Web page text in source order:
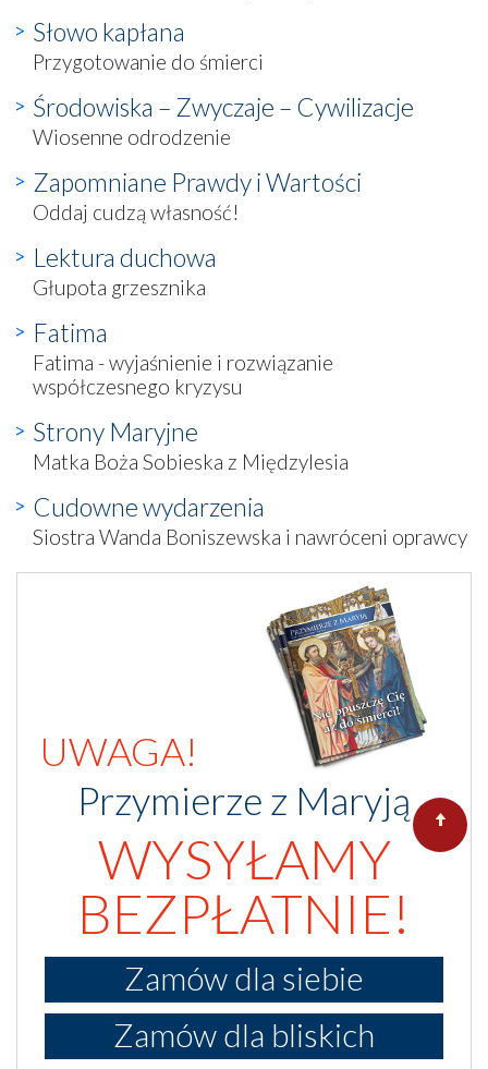
Słowo kapłana
Przygotowanie do śmierci
Środowiska – Zwyczaje – Cywilizacje
Wiosenne odrodzenie
Zapomniane Prawdy i Wartości
Oddaj cudzą własność!
Lektura duchowa
Głupota grzesznika
Fatima
Fatima - wyjaśnienie i rozwiązanie
współczesnego kryzysu
Strony Maryjne
Matka Boża Sobieska z Międzylesia
Cudowne wydarzenia
Siostra Wanda Boniszewska i nawróceni oprawcy
UWAGA!
Przymierze z Maryją
WYSYŁAMY
BEZPŁATNIE!
Zamów dla siebie
Zamów dla bliskich